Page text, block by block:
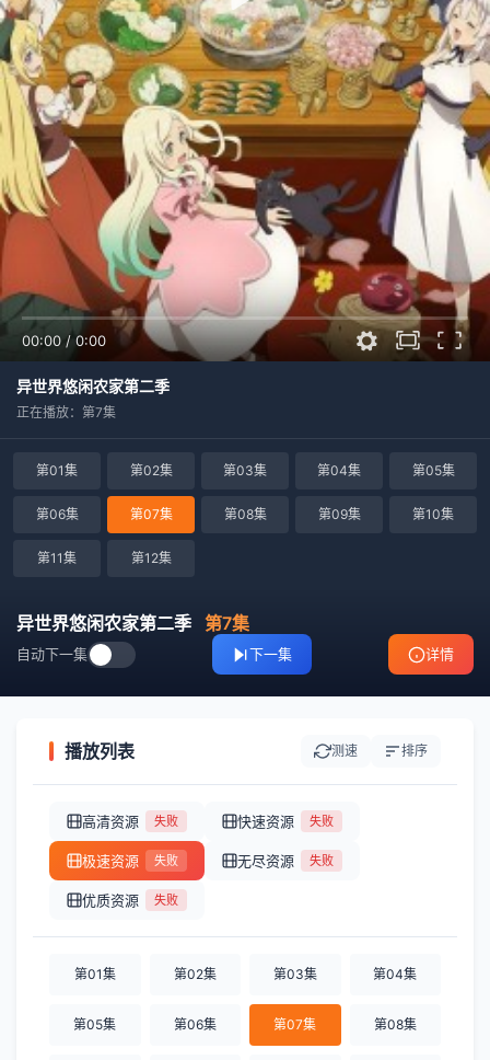
00:00 / 0:00
异世界悠闲农家第二季
正在播放：第7集
第01集 第02集 第03集 第04集 第05集
第06集 第07集 第08集 第09集 第10集
第11集 第12集
异世界悠闲农家第二季 第7集
自动下一集 下一集 详情
播放列表 测速 排序
高清资源 失败 快速资源 失败
极速资源 失败 无尽资源 失败
优质资源 失败
第01集 第02集 第03集 第04集
第05集 第06集 第07集 第08集